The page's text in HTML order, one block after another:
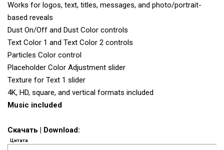
Works for logos, text, titles, messages, and photo/portrait-
based reveals
Dust On/Off and Dust Color controls
Text Color 1 and Text Color 2 controls
Particles Color control
Placeholder Color Adjustment slider
Texture for Text 1 slider
4K, HD, square, and vertical formats included
Music included
Скачать | Download:
Цитата